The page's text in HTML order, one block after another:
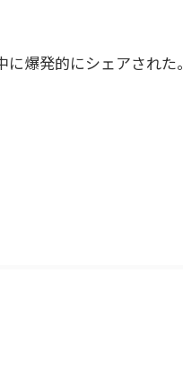
爆発的にシェアされた。